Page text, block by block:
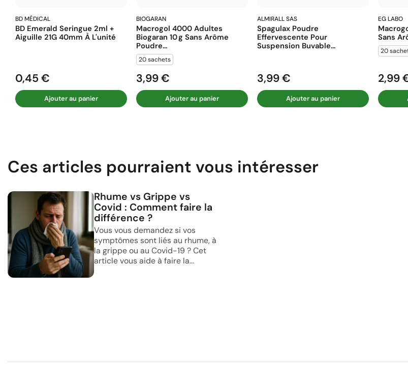
BD MÉDICAL
BD Emerald Seringue 2ml +
Aiguille 21G 40mm À L'unité
Prix
0,45 €
Ajouter au panier
BIOGARAN
Macrogol 4000 Adultes
Biogaran 10 G Sans Arôme
Poudre...
20 sachets
Prix
3,99 €
Ajouter au panier
ALMIRALL SAS
Spagulax Poudre
Effervescente Pour
Suspension Buvable...
Prix
3,99 €
Ajouter au panier
EG LABO
Sans
20
Prix
2,99
Ces articles pourraient vous intéresser
Rhume vs Grippe vs
Covid : Comment faire la
différence ?
Vous vous demandez si vos
symptômes sont liés au rhume, à
la grippe ou au Covid-19 ? Cet
article vous aide à faire la...